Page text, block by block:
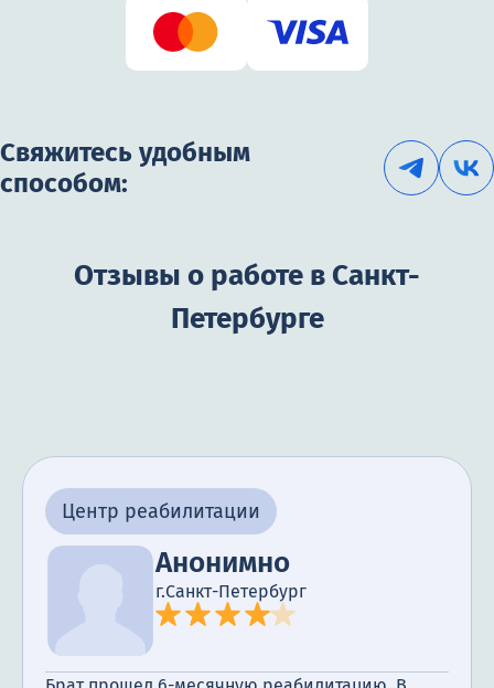
Свяжитесь удобным
способом:
Отзывы о работе в Санкт-
Петербурге
Центр реабилитации
Анонимно
г.Санкт-Петербург